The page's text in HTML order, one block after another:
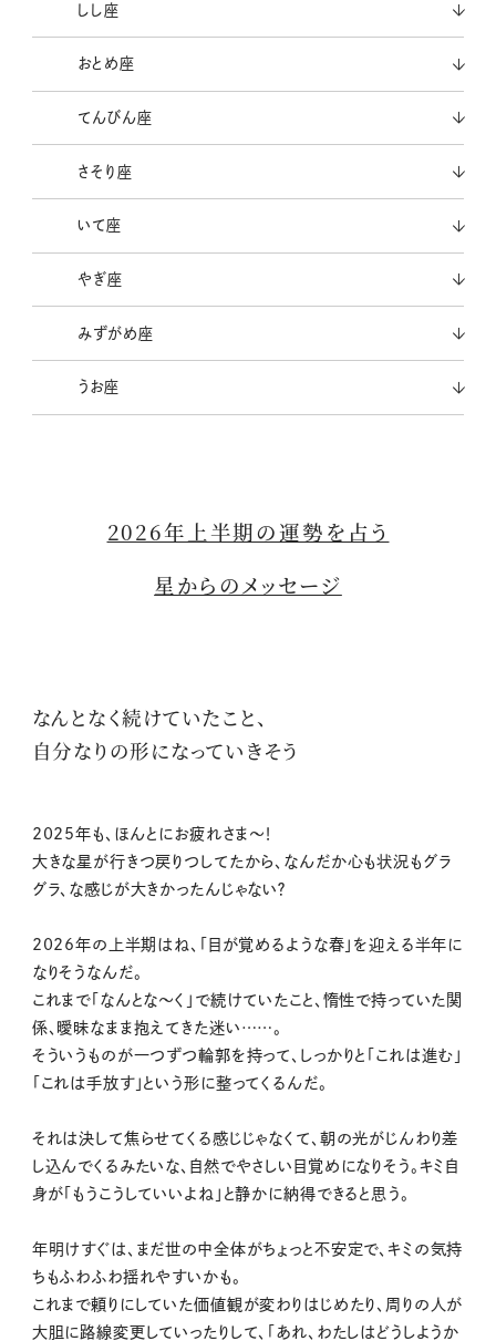
しし座
おとめ座
てんびん座
さそり座
いて座
やぎ座
みずがめ座
うお座
2026年上半期の運勢を占う
星からのメッセージ
なんとなく続けていたこと、
自分なりの形になっていきそう
2025年も、ほんとにお疲れさま〜！
大きな星が行きつ戻りつしてたから、なんだか心も状況もグラ
グラ、な感じが大きかったんじゃない？
2026年の上半期はね、「目が覚めるような春」を迎える半年に
なりそうなんだ。
これまで「なんとな〜く」で続けていたこと、惰性で持っていた関
係、曖昧なまま抱えてきた迷い……。
そういうものが一つずつ輪郭を持って、しっかりと「これは進む」
「これは手放す」という形に整ってくるんだ。
それは決して焦らせてくる感じじゃなくて、朝の光がじんわり差
し込んでくるみたいな、自然でやさしい目覚めになりそう。キミ自
身が「もうこうしていいよね」と静かに納得できると思う。
年明けすぐは、まだ世の中全体がちょっと不安定で、キミの気持
ちもふわふわ揺れやすいかも。
これまで頼りにしていた価値観が変わりはじめたり、周りの人が
大胆に路線変更していったりして、「あれ、わたしはどうしようか